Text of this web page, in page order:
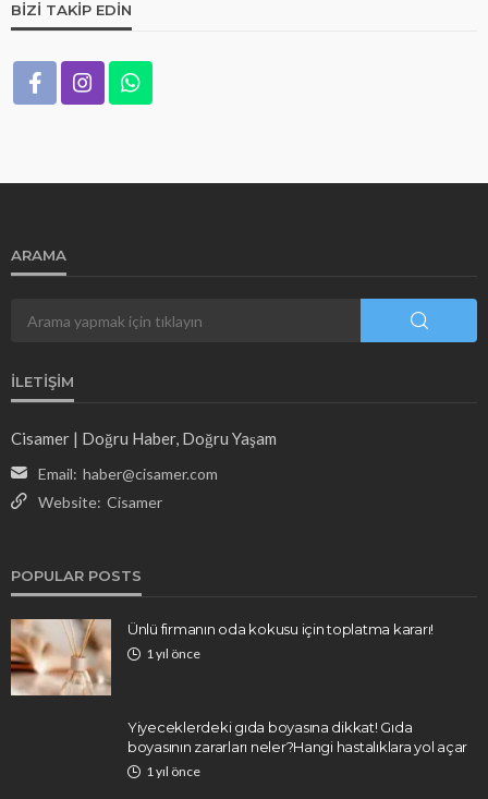
BIZI TAKIP EDIN
ARAMA
İLETIŞIM
Cisamer | Doğru Haber, Doğru Yaşam
Email: haber@cisamer.com
Website: Cisamer
POPULAR POSTS
Ünlü firmanın oda kokusu için toplatma kararı!
1 yıl önce
Yiyeceklerdeki gıda boyasına dikkat! Gıda
boyasının zararları neler?Hangi hastalıklara yol açar
1 yıl önce